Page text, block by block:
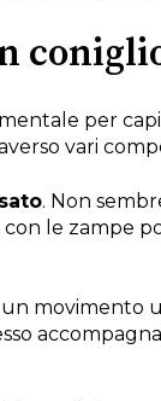
per
vari
. Non
le zampe
un movimento